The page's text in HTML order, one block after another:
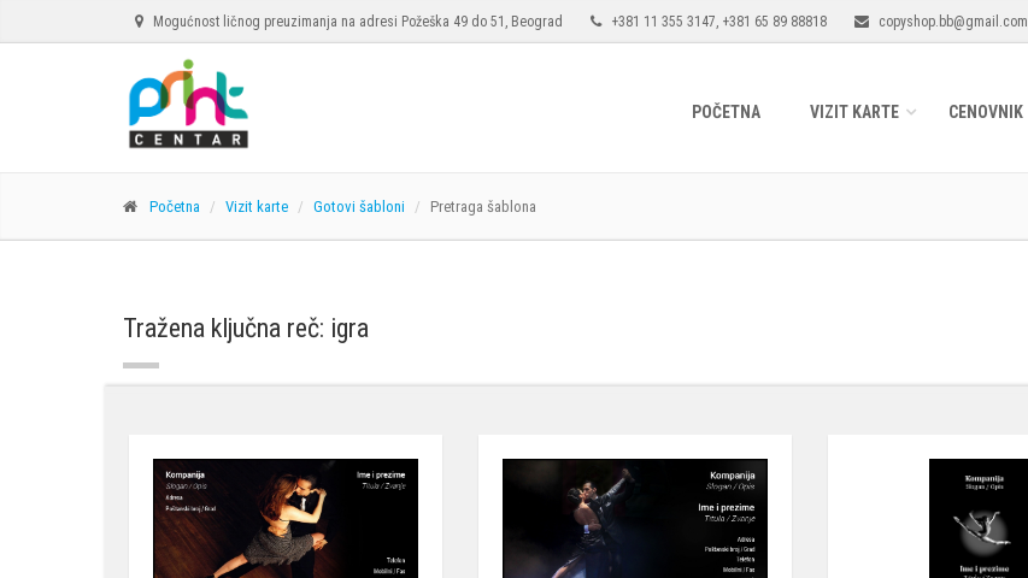
Mogućnost ličnog preuzimanja na adresi Požeška 49 do 51, Beograd +381 11 355 3147, +381 65 89 88818 copyshop.bb@gmail.com
POČETNA VIZIT KARTE CENOVNIK
Početna Vizit karte Gotovi šabloni Pretraga šablona
Tražena ključna reč: igra